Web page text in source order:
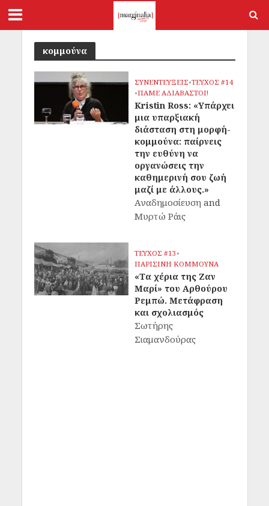
κομμούνα
ΣΥΝΕΝΤΕΥΞΕΙΣ•ΤΕΥΧΟΣ #14
•ΠΑΜΕ ΑΔΙΑΒΑΣΤΟΙ!
Kristin Ross: «Υπάρχει
μια υπαρξιακή
διάσταση στη μορφή-
κομμούνα: παίρνεις
την ευθύνη να
οργανώσεις την
καθημερινή σου ζωή
μαζί με άλλους.»
Αναδημοσίευση and
Μυρτώ Ράις
ΤΕΥΧΟΣ #13 •
ΠΑΡΙΣΙΝΗ ΚΟΜΜΟΥΝΑ
«Τα χέρια της Ζαν
Μαρί» του Αρθούρου
Ρεμπώ. Μετάφραση
και σχολιασμός
Σωτήρης
Σιαμανδούρας